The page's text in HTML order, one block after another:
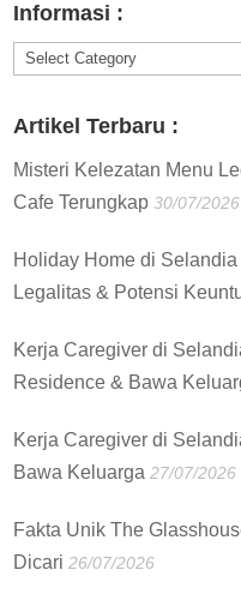
Informasi :
Informasi
Artikel Terbaru :
Misteri Kelezatan Menu
Cafe Terungkap 30/07/2026
Holiday Home di
Legalitas & Potensi
Kerja Caregiver di
Residence & Bawa
Kerja Caregiver di
Bawa Keluarga 27/07/2026
Fakta Unik The
Dicari 26/07/2026